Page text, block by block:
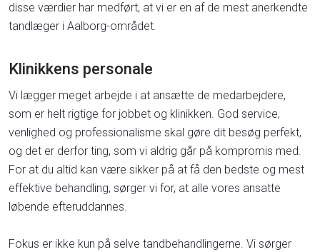
disse værdier har medført, at vi er en af de mest anerkendte
tandlæger i Aalborg-området.
Klinikkens personale
Vi lægger meget arbejde i at ansætte de medarbejdere,
som er helt rigtige for jobbet og klinikken. God service,
venlighed og professionalisme skal gøre dit besøg perfekt,
og det er derfor ting, som vi aldrig går på kompromis med.
For at du altid kan være sikker på at få den bedste og mest
effektive behandling, sørger vi for, at alle vores ansatte
løbende efteruddannes.
Fokus er ikke kun på selve tandbehandlingerne. Vi sørger